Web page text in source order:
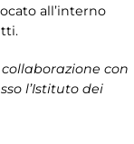
all’interno
collaborazione con
l’Istituto dei